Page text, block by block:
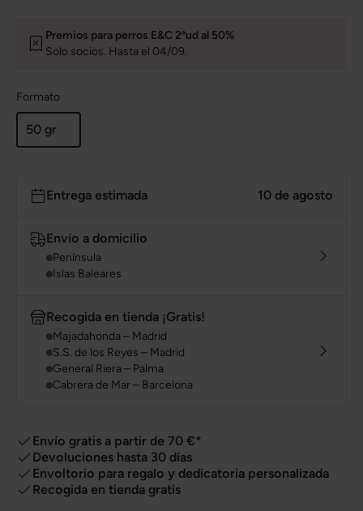
Premios para perros E&C 2ªud al 50%
Solo socios. Hasta el 04/09.
Formato
50 gr
Entrega estimada 10 de agosto
Envío a domicilio
Península
Islas Baleares
Recogida en tienda ¡Gratis!
Majadahonda – Madrid
S.S. de los Reyes – Madrid
General Riera – Palma
Cabrera de Mar – Barcelona
Envío gratis a partir de 70 €*
Devoluciones hasta 30 días
Envoltorio para regalo y dedicatoria personalizada
Recogida en tienda gratis